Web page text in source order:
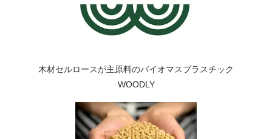
木材セルロースが主原料のバイオマスプラスチック
WOODLY